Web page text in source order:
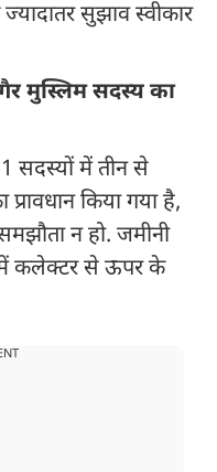
सुझाव स्वीकार
मुस्लिम सदस्य का
सदस्यों में तीन से
किया गया है,
न हो. जमीनी
में कलेक्टर से ऊपर के